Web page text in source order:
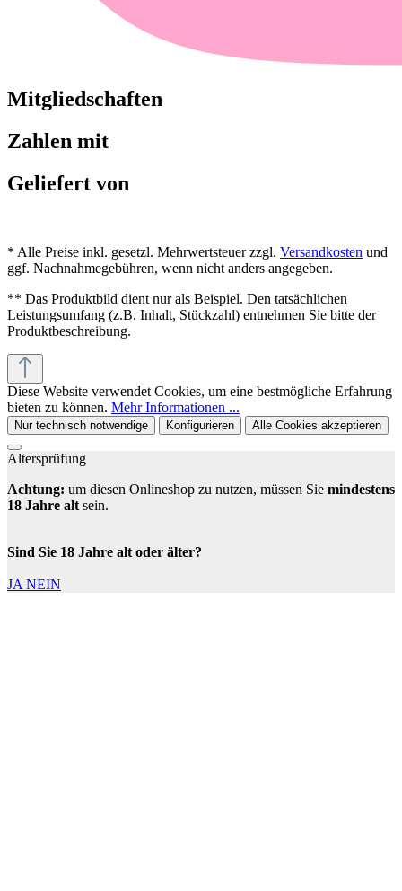
Mitgliedschaften
Zahlen mit
Geliefert von
* Alle Preise inkl. gesetzl. Mehrwertsteuer zzgl. Versandkosten und
ggf. Nachnahmegebühren, wenn nicht anders angegeben.
** Das Produktbild dient nur als Beispiel. Den tatsächlichen
Leistungsumfang (z.B. Inhalt, Stückzahl) entnehmen Sie bitte der
Produktbeschreibung.
Diese Website verwendet Cookies, um eine bestmögliche Erfahrung
bieten zu können. Mehr Informationen ...
Nur technisch notwendige Konfigurieren Alle Cookies akzeptieren
Altersprüfung
Achtung: um diesen Onlineshop zu nutzen, müssen Sie mindestens
18 Jahre alt sein.
Sind Sie 18 Jahre alt oder älter?
JA NEIN